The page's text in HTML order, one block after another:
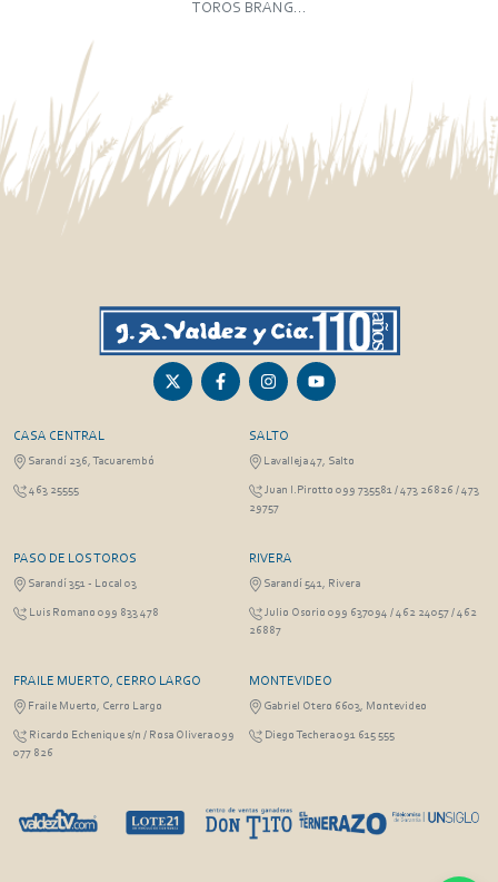
TOROS BRANG...
CASA CENTRAL
Sarandí 236, Tacuarembó
463 25555
SALTO
Lavalleja 47, Salto
Juan I.Pirotto 099 735581 / 473 26826 / 473
29757
PASO DE LOS TOROS
Sarandí 351 - Local 03
Luis Romano 099 833 478
RIVERA
Sarandí 541, Rivera
Julio Osorio 099 637094 / 462 24057 / 462
26887
FRAILE MUERTO, CERRO LARGO
Fraile Muerto, Cerro Largo
Ricardo Echenique s/n / Rosa Olivera 099
077 826
MONTEVIDEO
Gabriel Otero 6603, Montevideo
Diego Techera 091 615 555